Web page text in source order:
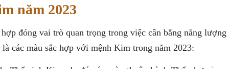
năm 2023
đóng vai trò quan trọng trong việc cân bằng năng lượng
các màu sắc hợp với mệnh Kim trong năm 2023: